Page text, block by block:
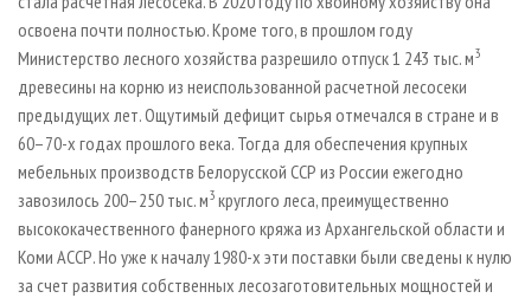
освоена почти полностью. Кроме того, в прошлом году
Министерство лесного хозяйства разрешило отпуск 1 243 тыс. м3
древесины на корню из неиспользованной расчетной лесосеки
предыдущих лет. Ощутимый дефицит сырья отмечался в стране и в
60–70-х годах прошлого века. Тогда для обеспечения крупных
мебельных производств Белорусской ССР из России ежегодно
завозилось 200–250 тыс. м3 круглого леса, преимущественно
высококачественного фанерного кряжа из Архангельской области и
Коми АССР. Но уже к началу 1980-х эти поставки были сведены к нулю
за счет развития собственных лесозаготовительных мощностей и